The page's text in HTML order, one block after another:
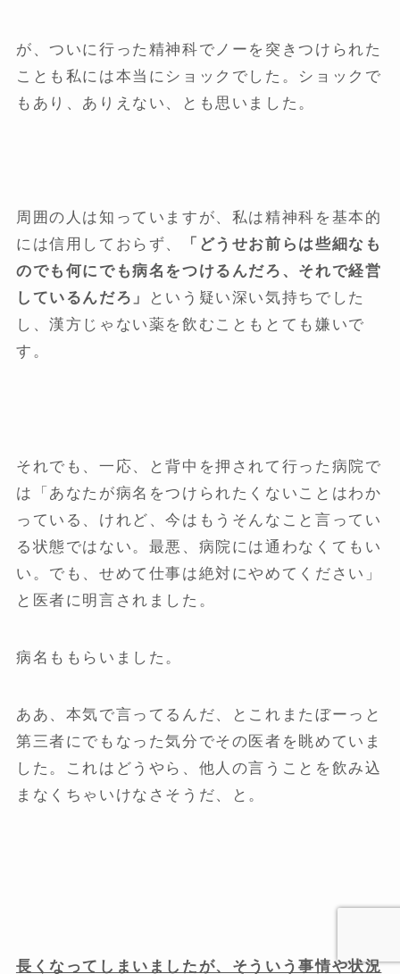
が、ついに行った精神科でノーを突きつけられた
ことも私には本当にショックでした。ショックで
もあり、ありえない、とも思いました。
周囲の人は知っていますが、私は精神科を基本的
には信用しておらず、
「どうせお前らは些細なも
のでも何にでも病名をつけるんだろ、それで経営
しているんだろ」
という疑い深い気持ちでした
し、漢方じゃない薬を飲むこともとても嫌いで
す。
それでも、一応、と背中を押されて行った病院で
は「あなたが病名をつけられたくないことはわか
っている、けれど、今はもうそんなこと言ってい
る状態ではない。最悪、病院には通わなくてもい
い。でも、せめて仕事は絶対にやめてください」
と医者に明言されました。
病名ももらいました。
ああ、本気で言ってるんだ、とこれまたぼーっと
第三者にでもなった気分でその医者を眺めていま
した。これはどうやら、他人の言うことを飲み込
まなくちゃいけなさそうだ、と。
長くなってしまいましたが、そういう事情や状況